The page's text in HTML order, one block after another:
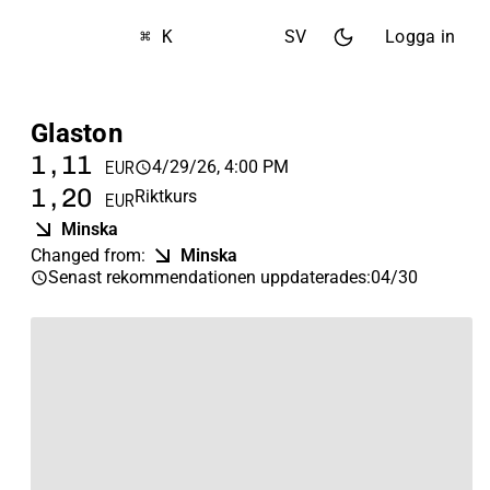
⌘ K SV Logga in
Glaston
1,11 EUR 4/29/26, 4:00 PM
1,20 EURRiktkurs
Minska
Changed from:
Minska
Senast rekommendationen uppdaterades:04/30